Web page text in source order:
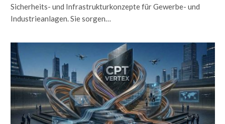
Sicherheits- und Infrastrukturkonzepte für Gewerbe- und
Industrieanlagen. Sie sorgen…